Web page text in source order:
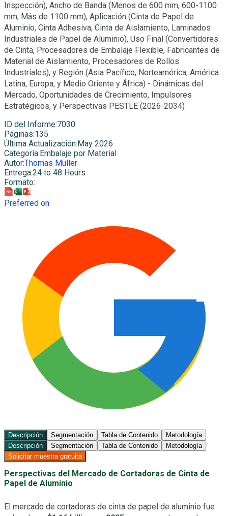
Inspección), Ancho de Banda (Menos de 600 mm, 600-1100
mm, Más de 1100 mm), Aplicación (Cinta de Papel de
Aluminio, Cinta Adhesiva, Cinta de Aislamiento, Laminados
Industriales de Papel de Aluminio), Uso Final (Convertidores
de Cinta, Procesadores de Embalaje Flexible, Fabricantes de
Material de Aislamiento, Procesadores de Rollos
Industriales), y Región (Asia Pacífico, Norteamérica, América
Latina, Europa, y Medio Oriente y África) - Dinámicas del
Mercado, Oportunidades de Crecimiento, Impulsores
Estratégicos, y Perspectivas PESTLE (2026-2034)
ID del Informe:7030
Páginas:135
Última Actualización: May 2026
Categoría: Embalaje por Material
Autor:Thomas Müller
Entrega:24 to 48 Hours
Formato:
Preferred on
Descripción Segmentación Tabla de Contenido
Metodología
Descripción
Segmentación Tabla de Contenido
Metodología
Solicitar muestra gratuita
Perspectivas del Mercado de Cortadoras de Cinta de
Papel de Aluminio
El mercado de cortadoras de cinta de papel de aluminio fue